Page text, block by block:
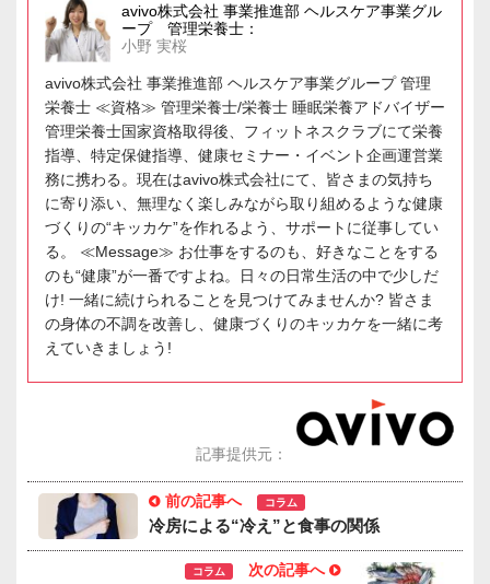
avivo株式会社 事業推進部 ヘルスケア事業グル
ープ 管理栄養士：
小野 実桜
avivo株式会社 事業推進部 ヘルスケア事業グループ 管理
栄養士 ≪資格≫ 管理栄養士/栄養士 睡眠栄養アドバイザー
管理栄養士国家資格取得後、フィットネスクラブにて栄養
指導、特定保健指導、健康セミナー・イベント企画運営業
務に携わる。現在はavivo株式会社にて、皆さまの気持ち
に寄り添い、無理なく楽しみながら取り組めるような健康
づくりの“キッカケ”を作れるよう、サポートに従事してい
る。 ≪Message≫ お仕事をするのも、好きなことをする
のも“健康”が一番ですよね。日々の日常生活の中で少しだ
け! 一緒に続けられることを見つけてみませんか? 皆さま
の身体の不調を改善し、健康づくりのキッカケを一緒に考
えていきましょう!
記事提供元：
前の記事へ コラム
冷房による“冷え”と食事の関係
コラム 次の記事へ